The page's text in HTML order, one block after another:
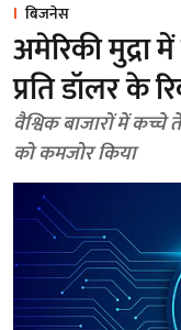
बिजनेस
अमेरिकी
प्रति डॉलर के
वैश्विक बाजारों में कच्चे
को कमजोर किया